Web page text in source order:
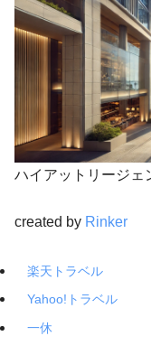
ハイアットリージェ
created by Rinker
楽天トラベル
Yahoo!トラベル
一休